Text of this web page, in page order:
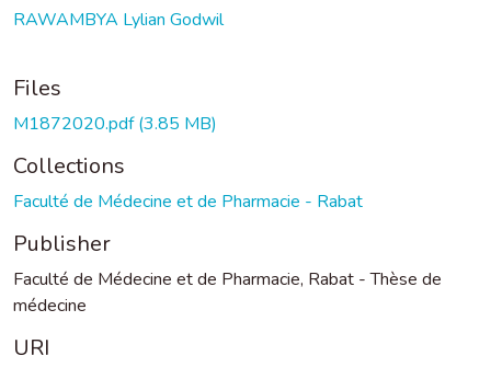
RAWAMBYA Lylian Godwil
Files
M1872020.pdf(3.85 MB)
Collections
Faculté de Médecine et de Pharmacie - Rabat
Publisher
Faculté de Médecine et de Pharmacie, Rabat - Thèse de
médecine
URI